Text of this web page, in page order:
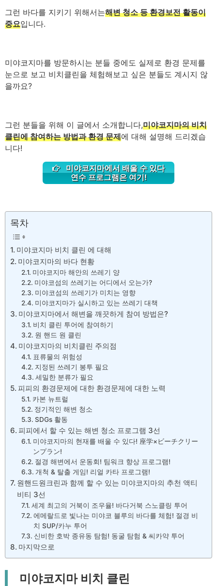
그런 바다를 지키기 위해서는해변 청소 등 환경보전 활동이
중요입니다.
미야코지마를 방문하시는 분들 중에도 실제로 환경 문제를
눈으로 보고 비치클린을 체험해보고 싶은 분들도 계시지 않
을까요?
그런 분들을 위해 이 글에서 소개합니다,미야코지마의 비치
클린에 참여하는 방법과 환경 문제에 대해 설명해 드리겠습
니다!
미야코지마에서 배울 수 있다
연수 프로그램은 여기!
목차
미야코지마 비치 클린 에 대해
미야코지마의 바다 현황
미야코지마 해안의 쓰레기 양
미야코섬의 쓰레기는 어디에서 오는가?
미야코섬의 쓰레기가 미치는 영향
미야코지마가 실시하고 있는 쓰레기 대책
미야코지마에서 해변을 깨끗하게 참여 방법은?
비치 클린 투어에 참여하기
원 핸드 원 클린
미야코지마의 비치클린 주의점
표류물의 위험성
지정된 쓰레기 봉투 필요
세밀한 분류가 필요
피피의 환경문제에 대한 환경문제에 대한 노력
카본 뉴트럴
정기적인 해변 청소
SDGs 활동
피피에서 할 수 있는 해변 청소 프로그램 3선
미야코지마의 현재를 배울 수 있다! 座学×ビーチクリー
ンプラン!
절경 해변에서 운동회! 팀워크 향상 프로그램!
개척 & 탈출 게임! 리얼 카타 프로그램!
원핸드원크린과 함께 할 수 있는 미야코지마의 추천 액티
비티 3선
세계 최고의 거북이 조우율! 바다거북 스노클링 투어
에메랄드로 빛나는 미야코 블루의 바다를 체험! 절경 비
치 SUP/카누 투어
신비한 호박 종유동 탐험! 동굴 탐험 & 씨카약 투어
마지막으로
미야코지마 비치 클린